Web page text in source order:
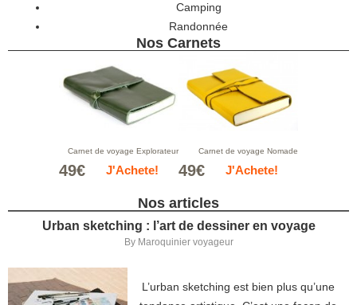
Camping
Randonnée
Nos Carnets
Carnet de voyage Explorateur
49€ J'Achete!
Carnet de voyage Nomade
49€ J'Achete!
Nos articles
Urban sketching : l’art de dessiner en voyage
By Maroquinier voyageur
L’urban sketching est bien plus qu’une